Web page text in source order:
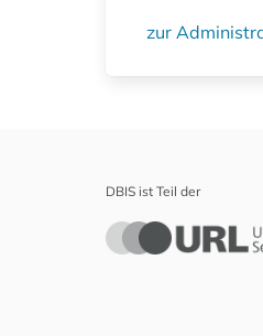
zur
DBIS ist Teil der